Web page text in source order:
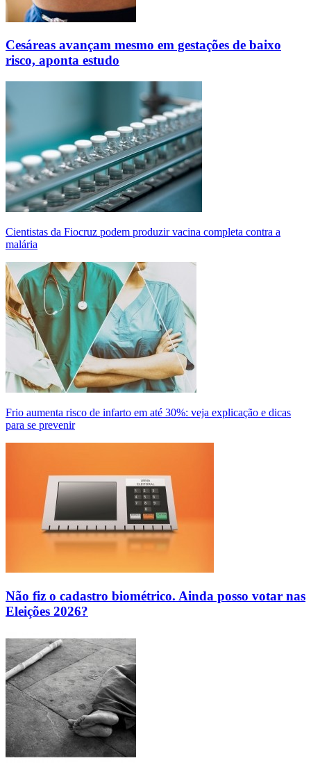
Cesáreas avançam mesmo em gestações de baixo
risco, aponta estudo
Cientistas da Fiocruz podem produzir vacina completa contra a
malária
Frio aumenta risco de infarto em até 30%: veja explicação e dicas
para se prevenir
Não fiz o cadastro biométrico. Ainda posso votar nas
Eleições 2026?